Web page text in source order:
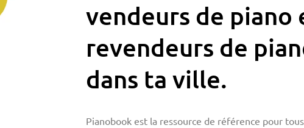
vendeurs de piano
revendeurs de
dans ta ville.
Pianobook est la ressource de référence pour